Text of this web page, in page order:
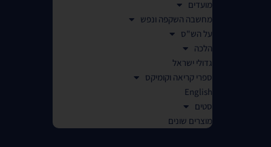
מועדים
מחשבה השקפה ונפש
על הש"ס
הלכה
גדולי ישראל
ספרי קריאה וקומיקס
English
סטים
מוצרים שונים